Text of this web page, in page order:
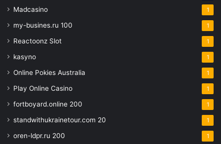
Madcasino 1
my-busines.ru 100 1
Reactoonz Slot 1
kasyno 1
Online Pokies Australia 1
Play Online Casino 1
fortboyard.online 200 1
standwithukrainetour.com 20 1
oren-ldpr.ru 200 1